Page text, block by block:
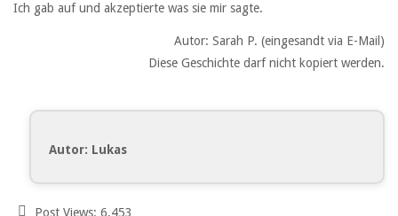
Ich gab auf und akzeptierte was sie mir sagte.
Autor: Sarah P. (eingesandt via E-Mail)
Diese Geschichte darf nicht kopiert werden.
Autor: Lukas
Post Views: 6.453